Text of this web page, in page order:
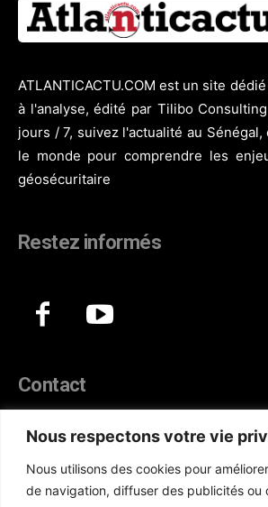
Nous respectons votre vie
Nous utilisons des cookies pour
de navigation, diffuser des publicités ou
ATLANTICACTU.COM est un site
à l'analyse, édité par Tilibo
jours / 7, suivez l'actualité au
le monde pour comprendre les
géosécuritaire
Restez informés
Contact
Téléphone :(+221) 70 330 86 87‬
WhatsApp : (+33) 6 52 17 85 46
E-mail : redaction@atlanticactu.com